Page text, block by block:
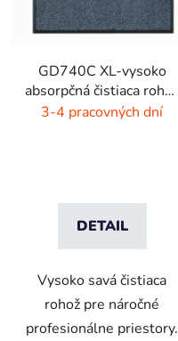
GD740C XL-vysoko
absorpčná čistiaca rohož
- 4 farby
3-4 pracovných dní
DETAIL
Vysoko savá čistiaca
rohož pre náročné
profesionálne priestory.